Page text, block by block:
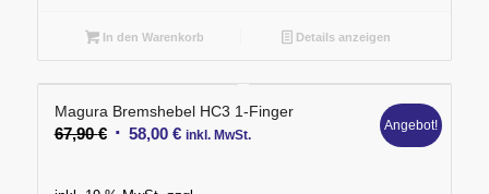
In den Warenkorb Details anzeigen
Magura Bremshebel HC3 1-Finger
67,90€ Ursprünglicher
58,00 €Aktueller
inkl. MwSt.
Angebot!